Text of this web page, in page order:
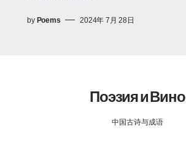
by Poems 2024年 7月 28日
Поэзия и Вино
中国古诗与成语